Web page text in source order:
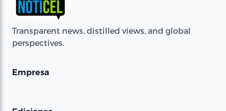
Transparent news, distilled views, and global
perspectives.
Empresa